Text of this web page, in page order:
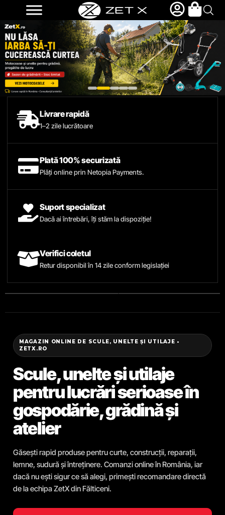
Livrare rapidă
1–2 zile lucrătoare
Plată 100% securizată
Plăți online prin Netopia Payments.
Suport specializat
Dacă ai întrebări, îți stăm la dispoziție!
Verifici coletul
Retur disponibil în 14 zile conform legislației
MAGAZIN ONLINE DE SCULE, UNELTE ȘI UTILAJE •
ZETX.RO
Scule, unelte și utilaje
pentru lucrări serioase în
gospodărie, grădină și
atelier
Găsești rapid produse pentru curte, construcții, reparații,
lemne, sudură și întreținere. Comanzi online în România, iar
dacă nu ești sigur ce să alegi, primești recomandare directă
de la echipa ZetX din Fălticeni.